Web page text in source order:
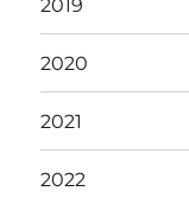
2019
2020
2021
2022